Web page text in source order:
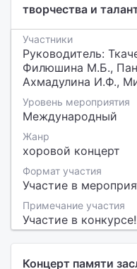
творчества и
Участники
Руководитель:
Филюшина М.Б.,
Ахмадулина И.Ф.,
Уровень мероприятия
Международный
Жанр
хоровой концерт
Формат участия
Участие в
Примечание участия
Участие в
Концерт памяти